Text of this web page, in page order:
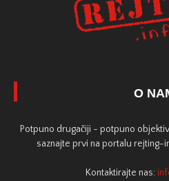
O
Potpuno drugačiji - potpuno
saznajte prvi na portalu
Kontaktirajte nas: